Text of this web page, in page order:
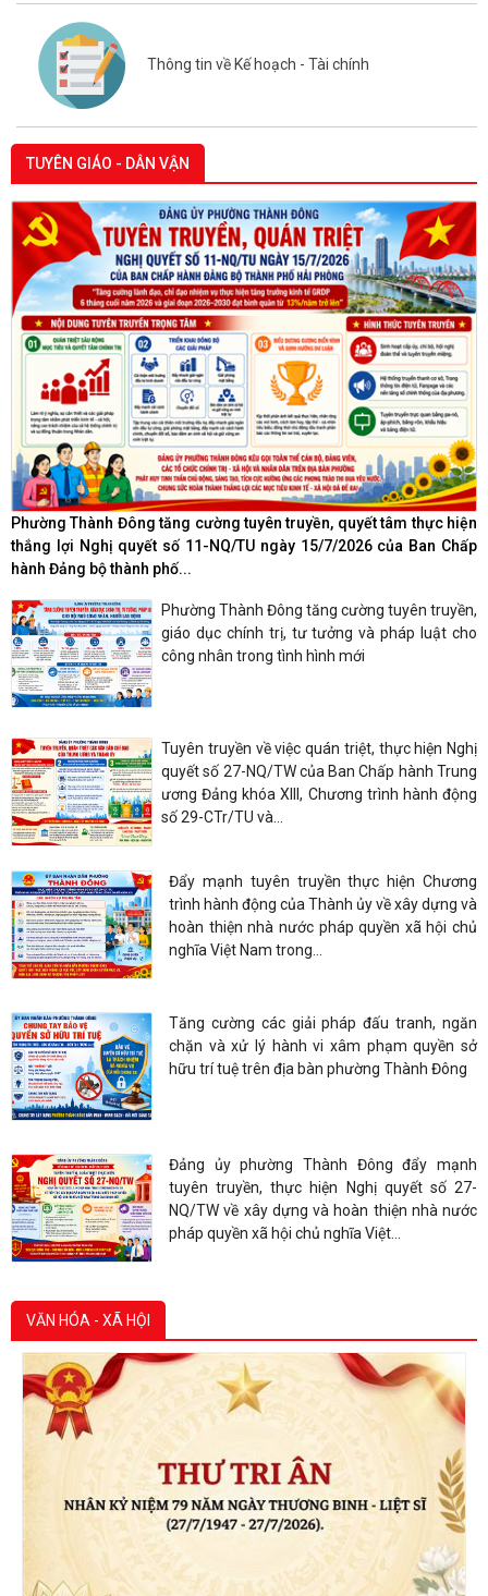
Thông tin về Kế hoạch - Tài chính
TUYÊN GIÁO - DÂN VẬN
Phường Thành Đông tăng cường tuyên truyền, quyết tâm thực hiện
thắng lợi Nghị quyết số 11-NQ/TU ngày 15/7/2026 của Ban Chấp
hành Đảng bộ thành phố...
Phường Thành Đông tăng cường tuyên truyền,
giáo dục chính trị, tư tưởng và pháp luật cho
công nhân trong tình hình mới
Tuyên truyền về việc quán triệt, thực hiện Nghị
quyết số 27-NQ/TW của Ban Chấp hành Trung
ương Đảng khóa XIII, Chương trình hành động
số 29-CTr/TU và...
Đẩy mạnh tuyên truyền thực hiện Chương
trình hành động của Thành ủy về xây dựng và
hoàn thiện nhà nước pháp quyền xã hội chủ
nghĩa Việt Nam trong...
Tăng cường các giải pháp đấu tranh, ngăn
chặn và xử lý hành vi xâm phạm quyền sở
hữu trí tuệ trên địa bàn phường Thành Đông
Đảng ủy phường Thành Đông đẩy mạnh
tuyên truyền, thực hiện Nghị quyết số 27-
NQ/TW về xây dựng và hoàn thiện nhà nước
pháp quyền xã hội chủ nghĩa Việt...
VĂN HÓA - XÃ HỘI